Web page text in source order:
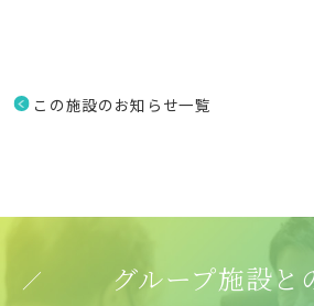
この施設のお知らせ一覧
グループ施設と